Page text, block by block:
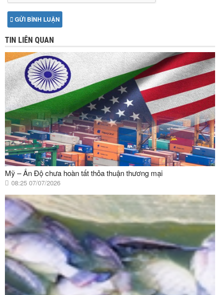
GỬI BÌNH LUẬN
TIN LIÊN QUAN
Mỹ – Ấn Độ chưa hoàn tất thỏa thuận thương mại
08:25 07/07/2026